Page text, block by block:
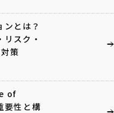
ンとは？
スク・
策
of
性と構